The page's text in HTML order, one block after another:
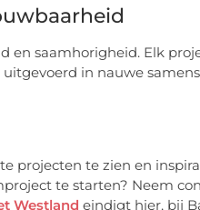
en saamhorigheid. Elk
in nauwe
projecten te zien en
te starten? Neem
Westland eindigt hier, bij